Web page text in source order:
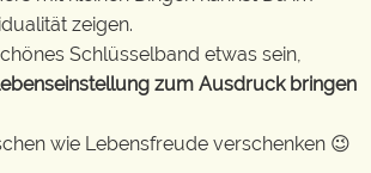
zeigen.
Schlüsselband etwas sein,
zum Ausdruck bringen
wie Lebensfreude verschenken 😉